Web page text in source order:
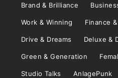
Brand & Brilliance
Work & Winning Finance
Drive & Dreams Deluxe &
Green & Generation
Studio Talks AnlagePunk